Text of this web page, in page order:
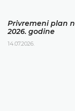
Privremeni plan
2026. godine
14.07.2026.